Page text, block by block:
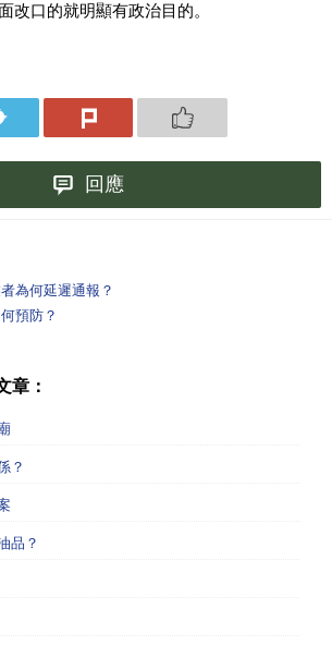
改口的就明顯有政治目的。
回應
為何延遲通報？
預防？
章：
？
品？